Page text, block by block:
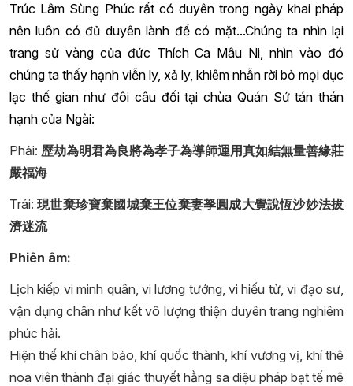
Trúc Lâm Sùng Phúc rất có duyên trong ngày khai pháp
nên luôn có đủ duyên lành để có mặt...Chúng ta nhìn lại
trang sử vàng của đức Thích Ca Mâu Ni, nhìn vào đó
chúng ta thấy hạnh viễn ly, xả ly, khiêm nhẫn rời bỏ mọi dục
lạc thế gian như đôi câu đối tại chùa Quán Sứ tán thán
hạnh của Ngài:
Phải: 歷劫為明君為良將為孝子為導師運用真如結無量善緣莊
嚴福海
Trái:現世棄珍寶棄國城棄王位棄妻孥圓成大覺說恆沙妙法拔
濟迷流
Phiên âm:
Lịch kiếp vi minh quân, vi lương tướng, vi hiếu tử, vi đạo sư,
vận dụng chân như kết vô lượng thiện duyên trang nghiêm
phúc hải.
Hiện thế khí chân bảo, khí quốc thành, khí vương vị, khí thê
noa viên thành đại giác thuyết hằng sa diệu pháp bạt tế mê